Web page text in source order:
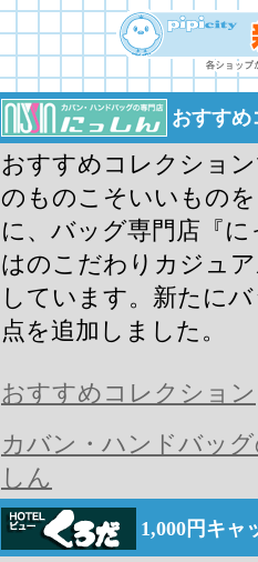
おすすめ
おすすめコレクショ
のものこそいいもの
に、バッグ専門店『
はのこだわりカジュ
しています。新たに
点を追加しました。
おすすめコレクション
カバン・ハンドバッ
しん
1,000円キャ